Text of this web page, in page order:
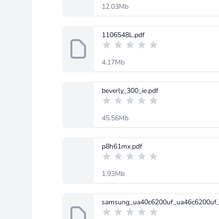
12.03Mb
1106548L.pdf
4.17Mb
beverly_300_ie.pdf
45.56Mb
p8h61mx.pdf
1.93Mb